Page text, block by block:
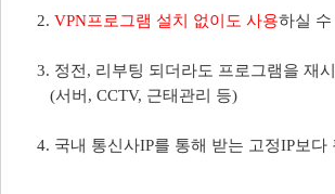
2. VPN프로그램 설치 없이도 사용하실 수
3. 정전, 리부팅 되더라도 프로그램을 재
​ (서버, CCTV, 근태관리 등)
4. 국내 통신사IP를 통해 받는 고정IP보다